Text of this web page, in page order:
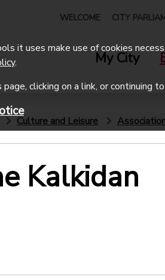
WELCOME CITY
My City
Culture and Leisure
Kalkidan
it uses make use of cookies
.
clicking on a link, or continuing